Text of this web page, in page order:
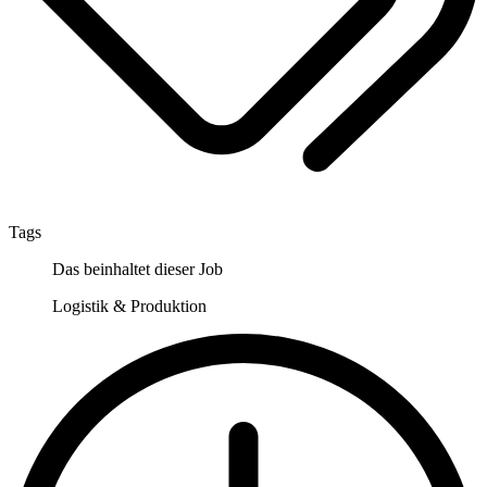
Tags
Das beinhaltet dieser Job
Logistik & Produktion